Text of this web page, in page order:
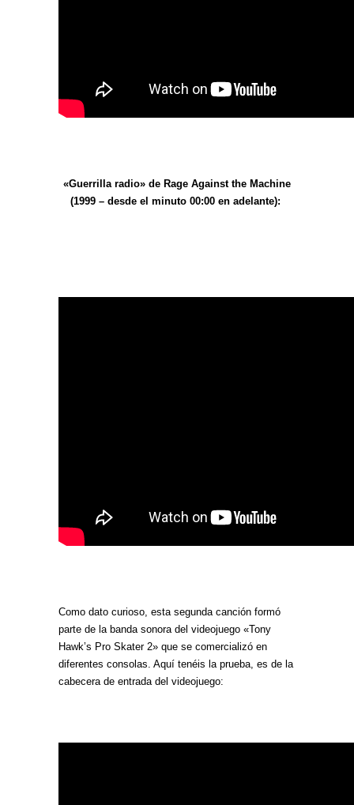
«Guerrilla radio» de Rage Against the Machine
(1999 – desde el minuto 00:00 en adelante):
Como dato curioso, esta segunda canción formó
parte de la banda sonora del videojuego «Tony
Hawk’s Pro Skater 2» que se comercializó en
diferentes consolas. Aquí tenéis la prueba, es de la
cabecera de entrada del videojuego: